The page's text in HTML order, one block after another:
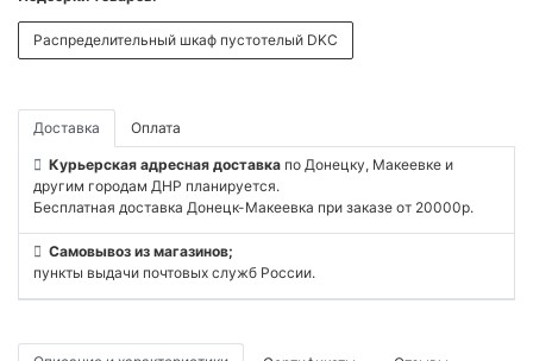
Распределительный шкаф пустотелый DKC
Доставка Оплата
Курьерская адресная доставка по Донецку, Макеевке и
другим городам ДНР планируется.
Бесплатная доставка Донецк-Макеевка при заказе от 20000р.
Самовывоз из магазинов;
пункты выдачи почтовых служб России.